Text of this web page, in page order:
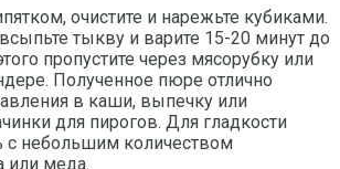
очистите и нарежьте кубиками.
тыкву и варите 15-20 минут до
пропустите через мясорубку или
Полученное пюре отлично
в каши, выпечку или
для пирогов. Для гладкости
с небольшим количеством
или меда.